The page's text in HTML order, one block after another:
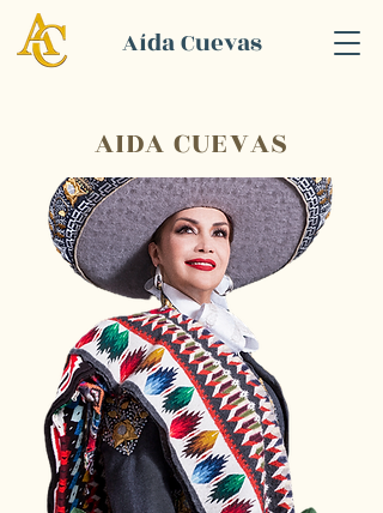
Aída Cuevas
AIDA CUEVAS